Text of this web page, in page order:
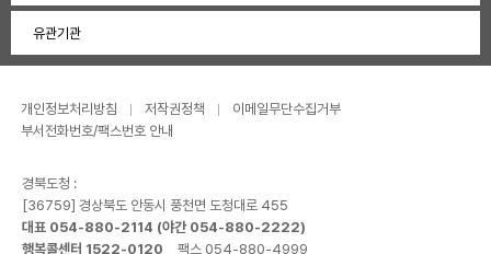
유관기관
개인정보처리방침 저작권정책
이메일무단수집거부
부서전화번호/팩스번호 안내
경북도청 :
[36759] 경상북도 안동시 풍천면 도청대로 455
대표 054-880-2114 (야간 054-880-2222)
행복콜센터 1522-0120
팩스 054-880-4999